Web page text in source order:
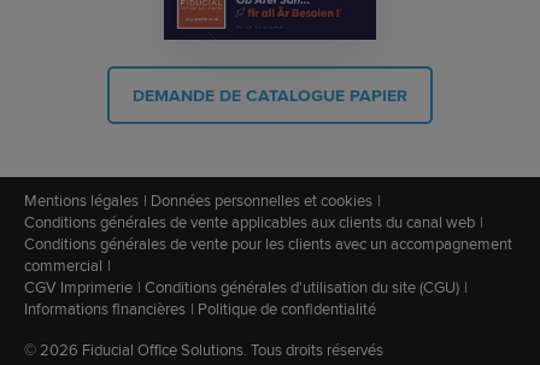
DEMANDE DE CATALOGUE PAPIER
Mentions légales
Données personnelles et cookies
Conditions générales de vente applicables aux clients du canal web
Conditions générales de vente pour les clients avec un accompagnement
commercial
CGV Imprimerie Conditions générales d'utilisation du site (CGU)
Informations financières
Politique de confidentialité
© 2026 Fiducial Office Solutions. Tous droits réservés